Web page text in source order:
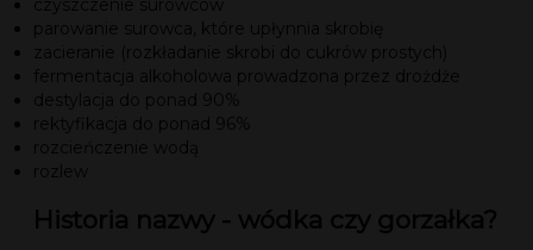
czyszczenie surowców
parowanie surowca, które upłynnia skrobię
zacieranie (rozkładanie skrobi do cukrów prostych)
fermentacja alkoholowa prowadzona przez drożdże
destylacja do ponad 90%
rektyfikacja do ponad 96%
rozcieńczenie wodą
rozlew
Historia nazwy - wódka czy gorzałka?